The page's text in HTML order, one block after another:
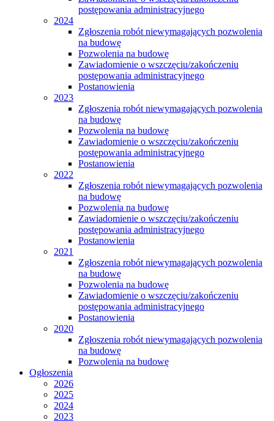
postępowania administracyjnego
2024
Zgłoszenia robót niewymagających pozwolenia
na budowę
Pozwolenia na budowę
Zawiadomienie o wszczęciu/zakończeniu
postępowania administracyjnego
Postanowienia
2023
Zgłoszenia robót niewymagających pozwolenia
na budowę
Pozwolenia na budowę
Zawiadomienie o wszczęciu/zakończeniu
postępowania administracyjnego
Postanowienia
2022
Zgłoszenia robót niewymagających pozwolenia
na budowę
Pozwolenia na budowę
Zawiadomienie o wszczęciu/zakończeniu
postępowania administracyjnego
Postanowienia
2021
Zgłoszenia robót niewymagających pozwolenia
na budowę
Pozwolenia na budowę
Zawiadomienie o wszczęciu/zakończeniu
postępowania administracyjnego
Postanowienia
2020
Zgłoszenia robót niewymagających pozwolenia
na budowę
Pozwolenia na budowę
Ogłoszenia
2026
2025
2024
2023